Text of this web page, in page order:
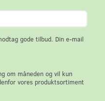
gode tilbud. Din e-mail
om måneden og vil kun
vores produktsortiment